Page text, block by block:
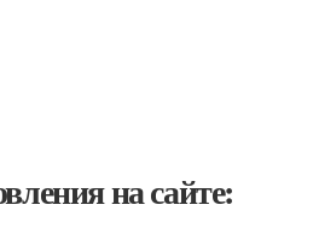
на сайте: